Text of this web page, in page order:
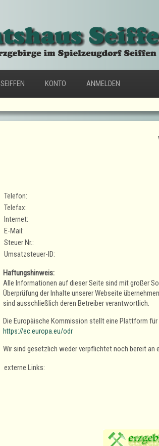
SEIFFEN KONTO ANMELDEN
Telefon:
Telefax:
Internet:
E-Mail:
Steuer Nr.:
Umsatzsteuer-ID:
Haftungshinweis:
Alle Informationen auf dieser Seite sind mit großer
Überprüfung der Inhalte unserer Webseite
sind ausschließlich deren Betreiber verantwortlich.
Die Europäische Kommission stellt eine Plattform
https://ec.europa.eu/odr
Wir sind gesetzlich weder verpflichtet noch bereit an
externe Links: